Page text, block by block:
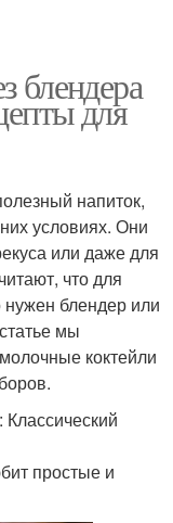
блендера
для
напиток,
условиях. Они
или даже для
что для
нужен блендер или
мы
коктейли
простые и